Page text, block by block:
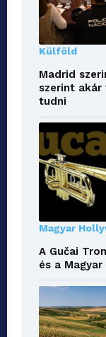
Külföld
Madrid
szerint akár
tudni
Magyar
A Gučai
és a